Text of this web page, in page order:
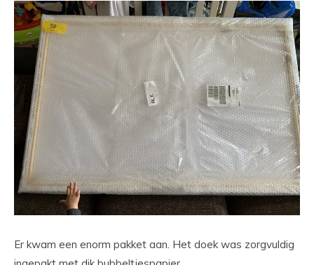
Er kwam een enorm pakket aan. Het doek was zorgvuldig